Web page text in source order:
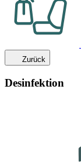
Zurück
Desinfektion